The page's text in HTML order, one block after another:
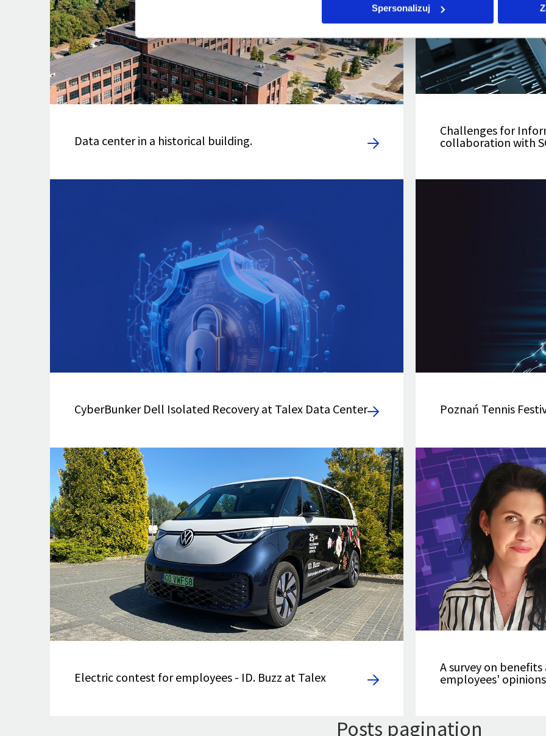
Spersonalizuj
Data center in a historical building.
Challenges for
collaboration with
CyberBunker Dell Isolated Recovery at Talex Data Center Poznań Tennis
Electric contest for employees - ID. Buzz at Talex
A survey on
employees'
Posts pagination